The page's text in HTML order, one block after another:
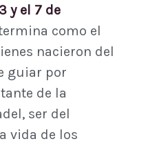
3 y el 7 de
como el
nacieron del
guiar por
de la
ser del
vida de los